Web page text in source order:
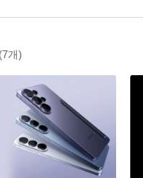
(7개)